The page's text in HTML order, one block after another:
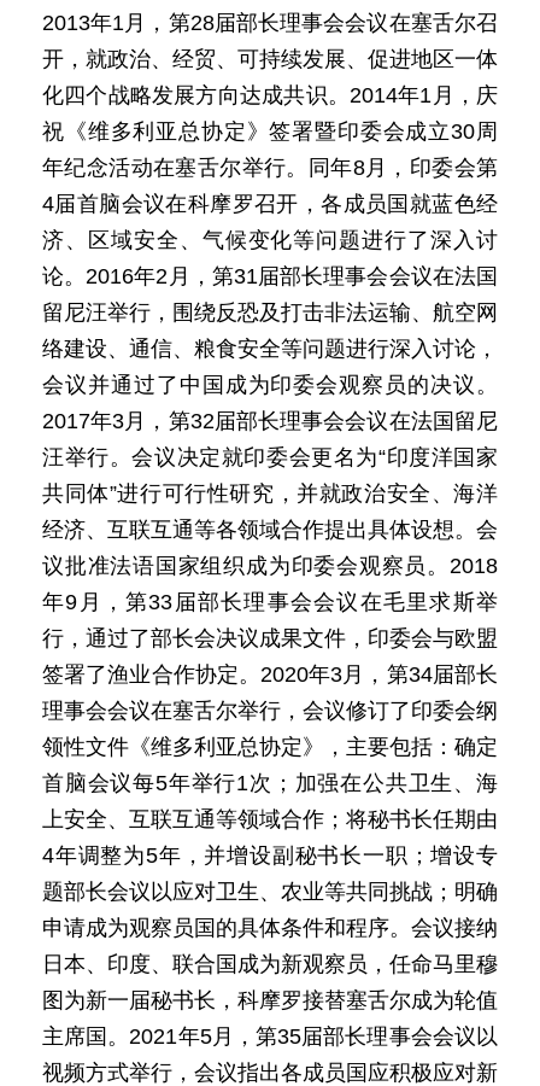
2013年1月，第28届部长理事会会议在塞舌尔召
开，就政治、经贸、可持续发展、促进地区一体
化四个战略发展方向达成共识。2014年1月，庆
祝《维多利亚总协定》签署暨印委会成立30周
年纪念活动在塞舌尔举行。同年8月，印委会第
4届首脑会议在科摩罗召开，各成员国就蓝色经
济、区域安全、气候变化等问题进行了深入讨
论。2016年2月，第31届部长理事会会议在法国
留尼汪举行，围绕反恐及打击非法运输、航空网
络建设、通信、粮食安全等问题进行深入讨论，
会议并通过了中国成为印委会观察员的决议。
2017年3月，第32届部长理事会会议在法国留尼
汪举行。会议决定就印委会更名为“印度洋国家
共同体”进行可行性研究，并就政治安全、海洋
经济、互联互通等各领域合作提出具体设想。会
议批准法语国家组织成为印委会观察员。2018
年9月，第33届部长理事会会议在毛里求斯举
行，通过了部长会决议成果文件，印委会与欧盟
签署了渔业合作协定。2020年3月，第34届部长
理事会会议在塞舌尔举行，会议修订了印委会纲
领性文件《维多利亚总协定》，主要包括：确定
首脑会议每5年举行1次；加强在公共卫生、海
上安全、互联互通等领域合作；将秘书长任期由
4年调整为5年，并增设副秘书长一职；增设专
题部长会议以应对卫生、农业等共同挑战；明确
申请成为观察员国的具体条件和程序。会议接纳
日本、印度、联合国成为新观察员，任命马里穆
图为新一届秘书长，科摩罗接替塞舌尔成为轮值
主席国。2021年5月，第35届部长理事会会议以
视频方式举行，会议指出各成员国应积极应对新